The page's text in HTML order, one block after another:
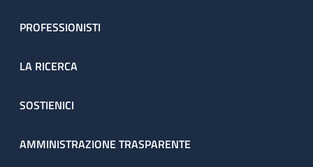
PROFESSIONISTI
LA RICERCA
SOSTIENICI
AMMINISTRAZIONE TRASPARENTE